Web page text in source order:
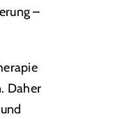
–
Daher